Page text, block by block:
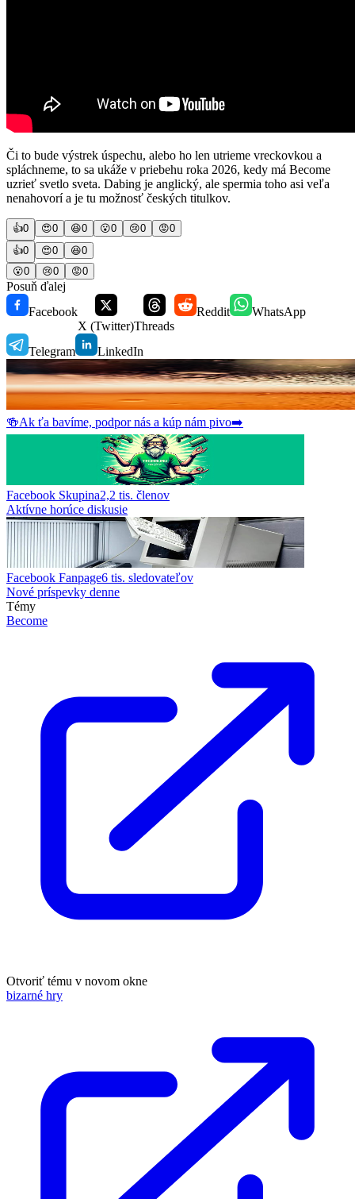
Či to bude výstrek úspechu, alebo ho len utrieme vreckovkou a
spláchneme, to sa ukáže v priebehu roka 2026, kedy má Become
uzrieť svetlo sveta. Dabing je anglický, ale spermia toho asi veľa
nenahovorí a je tu možnosť českých titulkov.
👍0 😍0 😆0 😮0 😢0 😡0
👍0 😍0 😆0
😮0 😢0 😡0
Posuň ďalej
Facebook
X (Twitter)Threads
Reddit WhatsApp
Telegram LinkedIn
🍻Ak ťa bavíme, podpor nás a kúp nám pivo➡️
Facebook Skupina2,2 tis. členov
Aktívne horúce diskusie
Facebook Fanpage6 tis. sledovateľov
Nové príspevky denne
Témy
Become
Otvoriť tému v novom okne
bizarné hry